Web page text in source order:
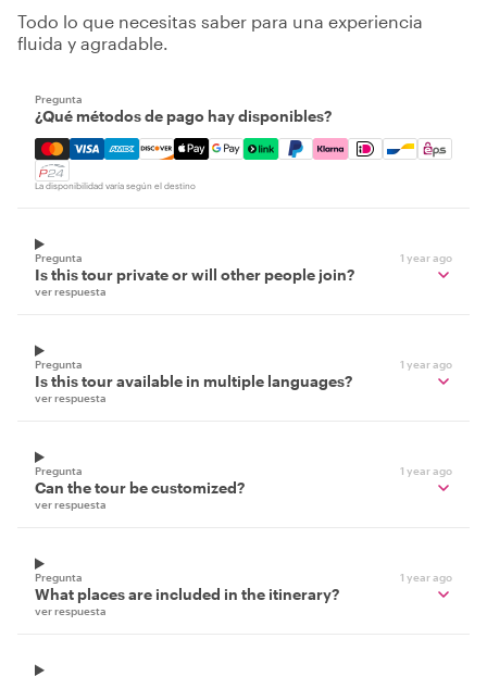
Todo lo que necesitas saber para una experiencia
fluida y agradable.
Pregunta
¿Qué métodos de pago hay disponibles?
Mastercard, Visa, Amex, Discover, Apple Pay, Google
La disponibilidad varía según el destino
Pregunta 1 year ago
Is this tour private or will other people join?
ver respuesta
Pregunta 1 year ago
Is this tour available in multiple languages?
ver respuesta
Pregunta 1 year ago
Can the tour be customized?
ver respuesta
Pregunta 1 year ago
What places are included in the itinerary?
ver respuesta